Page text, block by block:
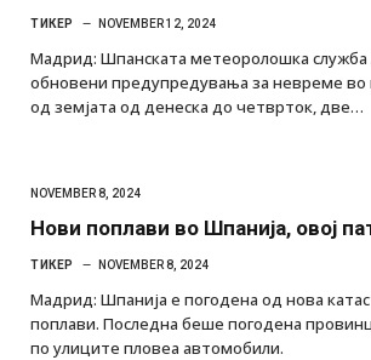
ТИКЕР NOVEMBER 12, 2024
Мадрид: Шпанската метеоролошка служба
обновени предупредувања за невреме во
од земјата од денеска до четврток, две…
NOVEMBER 8, 2024
Нови поплави во Шпанија, овој
ТИКЕР NOVEMBER 8, 2024
Мадрид: Шпанија е погодена од нова
поплави. Последна беше погодена
по улиците пловеа автомобили.